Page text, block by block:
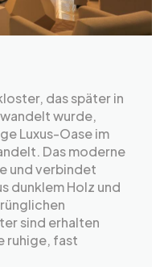
das später in
wurde,
Luxus-Oase im
Das moderne
und verbindet
dunklem Holz und
sind erhalten
ruhige, fast